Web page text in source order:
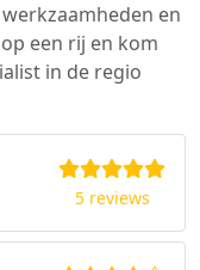
en
een rij en kom
in de regio
5 reviews